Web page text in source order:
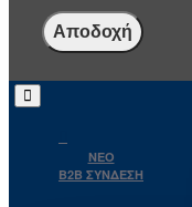
Αποδοχή
NEO
B2B ΣΥΝΔΕΣΗ